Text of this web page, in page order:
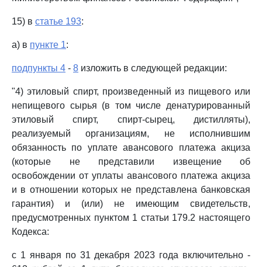
15) в статье 193:
а) в пункте 1:
подпункты 4 - 8 изложить в следующей редакции:
"4) этиловый спирт, произведенный из пищевого или
непищевого сырья (в том числе денатурированный
этиловый спирт, спирт-сырец, дистилляты),
реализуемый организациям, не исполнившим
обязанность по уплате авансового платежа акциза
(которые не представили извещение об
освобождении от уплаты авансового платежа акциза
и в отношении которых не представлена банковская
гарантия) и (или) не имеющим свидетельств,
предусмотренных пунктом 1 статьи 179.2 настоящего
Кодекса:
с 1 января по 31 декабря 2023 года включительно -